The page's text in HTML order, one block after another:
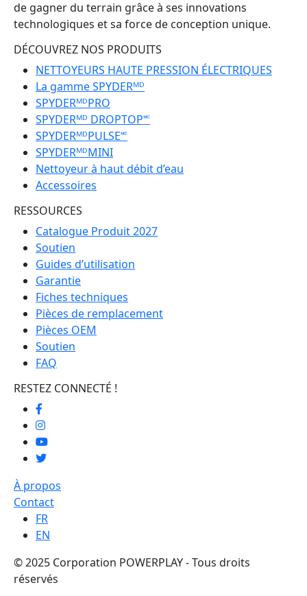
de gagner du terrain grâce à ses innovations
technologiques et sa force de conception unique.
DÉCOUVREZ NOS PRODUITS
NETTOYEURS HAUTE PRESSION ÉLECTRIQUES
La gamme SPYDERᴹᴰ
SPYDERᴹᴰPRO
SPYDERᴹᴰ DROPTOP🅪
SPYDERᴹᴰPULSE🅪
SPYDERᴹᴰMINI
Nettoyeur à haut débit d’eau
Accessoires
RESSOURCES
Catalogue Produit 2027
Soutien
Guides d’utilisation
Garantie
Fiches techniques
Pièces de remplacement
Pièces OEM
Soutien
FAQ
RESTEZ CONNECTÉ !
À propos
Contact
FR
EN
© 2025 Corporation POWERPLAY - Tous droits
réservés